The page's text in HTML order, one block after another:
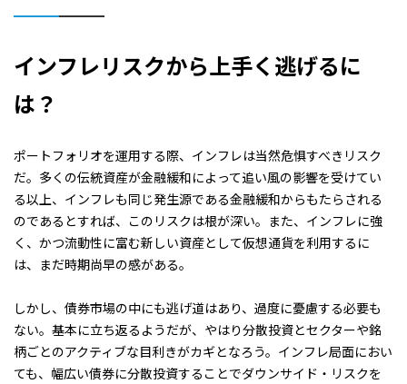
インフレリスクから上手く逃げるに
は？
ポートフォリオを運用する際、インフレは当然危惧すべきリスク
だ。多くの伝統資産が金融緩和によって追い風の影響を受けてい
る以上、インフレも同じ発生源である金融緩和からもたらされる
のであるとすれば、このリスクは根が深い。また、インフレに強
く、かつ流動性に富む新しい資産として仮想通貨を利用するに
は、まだ時期尚早の感がある。
しかし、債券市場の中にも逃げ道はあり、過度に憂慮する必要も
ない。基本に立ち返るようだが、やはり分散投資とセクターや銘
柄ごとのアクティブな目利きがカギとなろう。インフレ局面におい
ても、幅広い債券に分散投資することでダウンサイド・リスクを